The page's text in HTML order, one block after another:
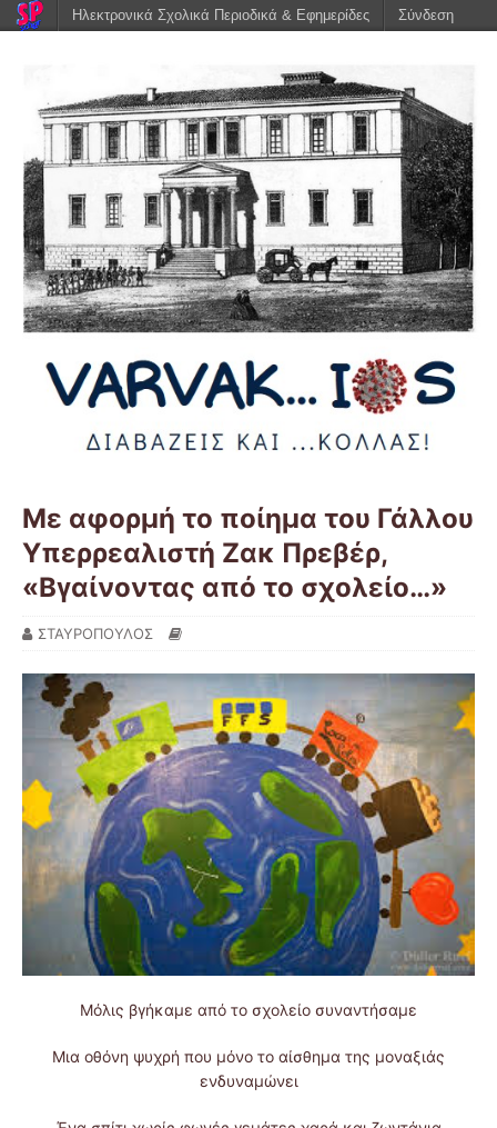
Με αφορμή το ποίημα του Γάλλου
Υπερρεαλιστή Ζακ Πρεβέρ,
«Βγαίνοντας από το σχολείο…»
ΣΤΑΥΡΟΠΟΥΛΟΣ
Μόλις βγήκαμε από το σχολείο συναντήσαμε
Μια οθόνη ψυχρή που μόνο το αίσθημα της μοναξιάς
ενδυναμώνει
Ηλεκτρονικά Σχολικά Περιοδικά & Εφημερίδες Σύνδεση